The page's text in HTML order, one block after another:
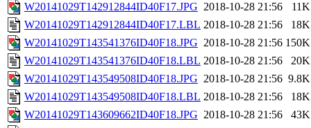
W20141029T142912844ID40F17.JPG 2018-10-28 21:56
11K
W20141029T142912844ID40F17.LBL 2018-10-28 21:56
18K
W20141029T143541376ID40F18.JPG 2018-10-28 21:56 150K
W20141029T143541376ID40F18.LBL 2018-10-28 21:56
20K
W20141029T143549508ID40F18.JPG 2018-10-28 21:56 9.8K
W20141029T143549508ID40F18.LBL 2018-10-28 21:56
18K
W20141029T143609662ID40F18.JPG 2018-10-28 21:56
43K